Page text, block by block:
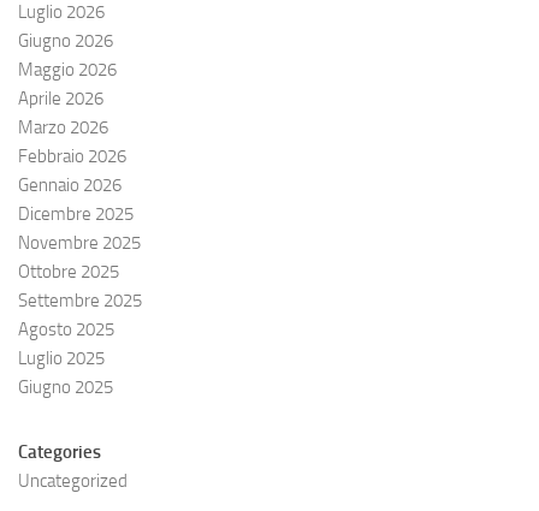
Luglio 2026
Giugno 2026
Maggio 2026
Aprile 2026
Marzo 2026
Febbraio 2026
Gennaio 2026
Dicembre 2025
Novembre 2025
Ottobre 2025
Settembre 2025
Agosto 2025
Luglio 2025
Giugno 2025
Categories
Uncategorized